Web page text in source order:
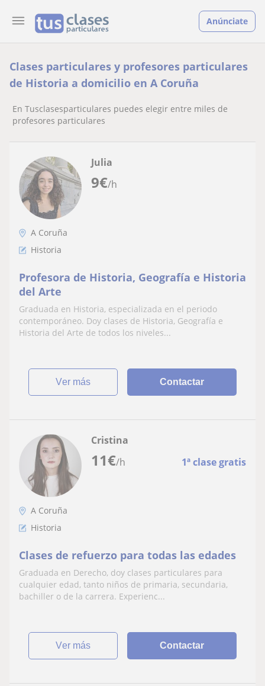
Anúnciate
Clases particulares y profesores particulares
de Historia a domicilio en A Coruña
En Tusclasesparticulares puedes elegir entre miles de
profesores particulares
9€/h
Julia
A Coruña
Historia
Profesora de Historia, Geografía e Historia
del Arte
Graduada en Historia, especializada en el periodo
contemporáneo. Doy clases de Historia, Geografía e
Historia del Arte de todos los niveles...
ver más Contactar
11€/h 1ª clase gratis
Cristina
A Coruña
Historia
Clases de refuerzo para todas las edades
Graduada en Derecho, doy clases particulares para
cualquier edad, tanto niños de primaria, secundaria,
bachiller o de la carrera. Experienc...
ver más Contactar